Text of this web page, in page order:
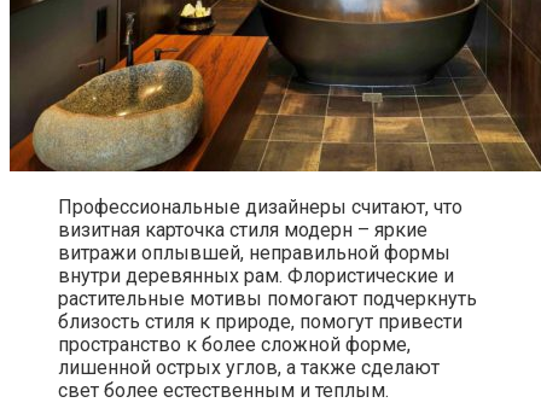
Профессиональные дизайнеры считают, что
визитная карточка стиля модерн – яркие
витражи оплывшей, неправильной формы
внутри деревянных рам. Флористические и
растительные мотивы помогают подчеркнуть
близость стиля к природе, помогут привести
пространство к более сложной форме,
лишенной острых углов, а также сделают
свет более естественным и теплым.